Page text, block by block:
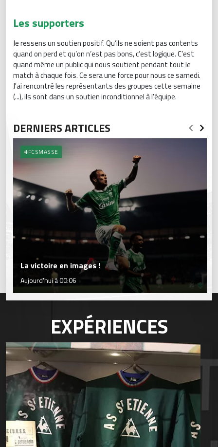
Les supporters
Je ressens un soutien positif. Qu’ils ne soient pas contents
quand on perd et qu’on n’est pas bons, c’est logique. C’est
quand même un public qui nous soutient pendant tout le
match à chaque fois. Ce sera une force pour nous ce samedi.
J'ai rencontré les représentants des groupes cette semaine
(...), ils sont dans un soutien inconditionnel à l'équipe.
DERNIERS ARTICLES
#FCSMASSE
La victoire en images !
Aujourd'hui à 00:06
EXPÉRIENCES